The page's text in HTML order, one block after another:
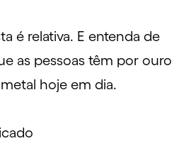
é relativa. E entenda de
as pessoas têm por ouro
hoje em dia.